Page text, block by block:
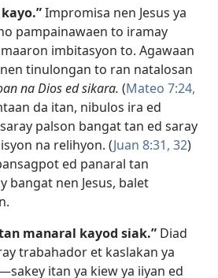
Impromisa nen Jesus ya
pampainawaen to iramay
imbitasyon to. Agawaan
tinulongan to ran natalosan
na Dios ed sikara. (Mateo 7:24,
da itan, nibulos ira ed
palson bangat tan ed saray
na relihyon. (Juan 8:31, 32)
ed panaral tan
bangat nen Jesus, balet
manaral kayod siak.” Diad
trabahador et kaslakan ya
itan ya kiew ya iiyan ed